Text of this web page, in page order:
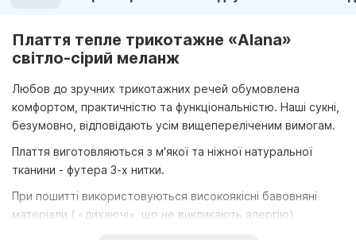
Плаття тепле трикотажне «Alana»
світло-сірий меланж
Любов до зручних трикотажних речей обумовлена
комфортом, практичністю та функціональністю. Наші сукні,
безумовно, відповідають усім вищепереліченим вимогам.
Плаття виготовляються з м'якої та ніжної натуральної
тканини - футера 3-х нитки.
При пошитті використовуються високоякісні бавовняні
матеріали ( «дихаючі», що не викликають алергію)